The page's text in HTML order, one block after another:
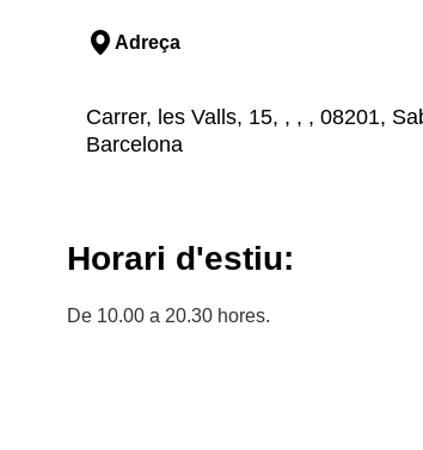
Adreça
Carrer, les Valls, 15, , , , 08201,
Barcelona
Horari d'estiu:
De 10.00 a 20.30 hores.